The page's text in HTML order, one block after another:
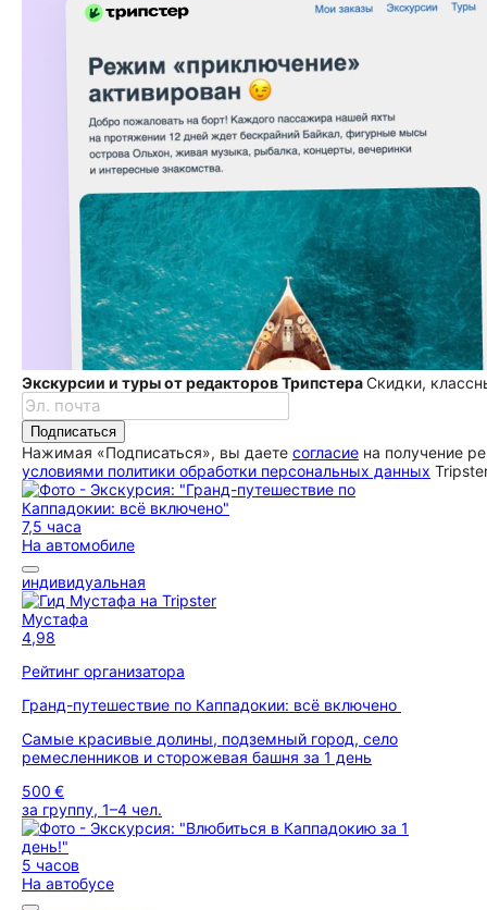
Экскурсии и туры от редакторов ТрипстераСкидки,
Подписаться
Нажимая «Подписаться», вы даете согласие на получение
условиями политики обработки персональных данных
7,5 часа
На автомобиле
индивидуальная
Мустафа
4,98
Рейтинг организатора
Гранд-путешествие по Каппадокии: всё включено
Самые красивые долины, подземный город, село
ремесленников и сторожевая башня за 1 день
500 €
за группу, 1–4 чел.
5 часов
На автобусе